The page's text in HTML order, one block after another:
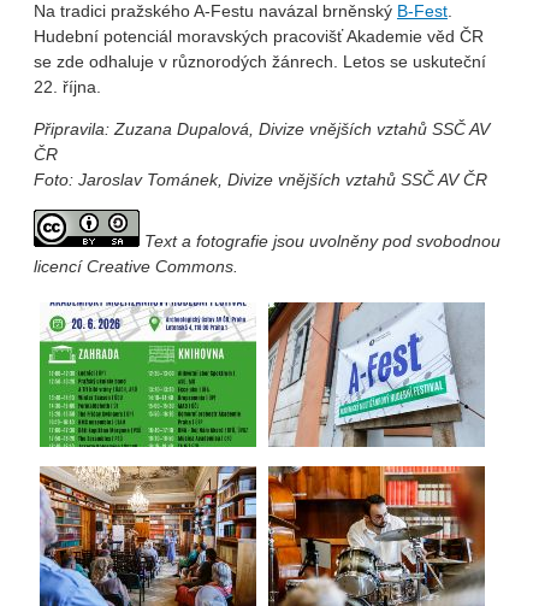
Na tradici pražského A-Festu navázal brněnský B-Fest
Hudební potenciál moravských pracovišť Akademie věd ČR
se zde odhaluje v různorodých žánrech. Letos se uskuteční
22. října.
Připravila: Zuzana Dupalová, Divize vnějších vztahů SSČ AV
ČR
Foto: Jaroslav Tománek, Divize vnějších vztahů SSČ AV ČR
Text a fotografie jsou uvolněny pod svobodnou
licencí Creative Commons.